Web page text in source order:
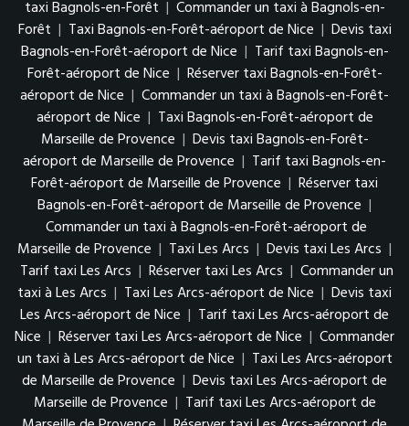
taxi Bagnols-en-Forêt | Commander un taxi à Bagnols-en-
Forêt | Taxi Bagnols-en-Forêt-aéroport de Nice | Devis taxi
Bagnols-en-Forêt-aéroport de Nice | Tarif taxi Bagnols-en-
Forêt-aéroport de Nice | Réserver taxi Bagnols-en-Forêt-
aéroport de Nice | Commander un taxi à Bagnols-en-Forêt-
aéroport de Nice | Taxi Bagnols-en-Forêt-aéroport de
Marseille de Provence | Devis taxi Bagnols-en-Forêt-
aéroport de Marseille de Provence | Tarif taxi Bagnols-en-
Forêt-aéroport de Marseille de Provence | Réserver taxi
Bagnols-en-Forêt-aéroport de Marseille de Provence |
Commander un taxi à Bagnols-en-Forêt-aéroport de
Marseille de Provence | Taxi Les Arcs | Devis taxi Les Arcs |
Tarif taxi Les Arcs | Réserver taxi Les Arcs | Commander un
taxi à Les Arcs | Taxi Les Arcs-aéroport de Nice | Devis taxi
Les Arcs-aéroport de Nice | Tarif taxi Les Arcs-aéroport de
Nice | Réserver taxi Les Arcs-aéroport de Nice | Commander
un taxi à Les Arcs-aéroport de Nice | Taxi Les Arcs-aéroport
de Marseille de Provence | Devis taxi Les Arcs-aéroport de
Marseille de Provence | Tarif taxi Les Arcs-aéroport de